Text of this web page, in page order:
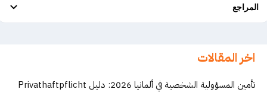
المراجع
اخر المقالات
تأمين المسؤولية الشخصية في ألمانيا 2026: دليل Privathaftpflicht